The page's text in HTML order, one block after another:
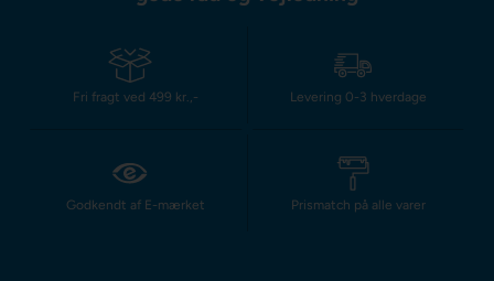
Fri fragt ved 499 kr.,- Levering 0-3 hverdage
Godkendt af E-mærket Prismatch på alle varer